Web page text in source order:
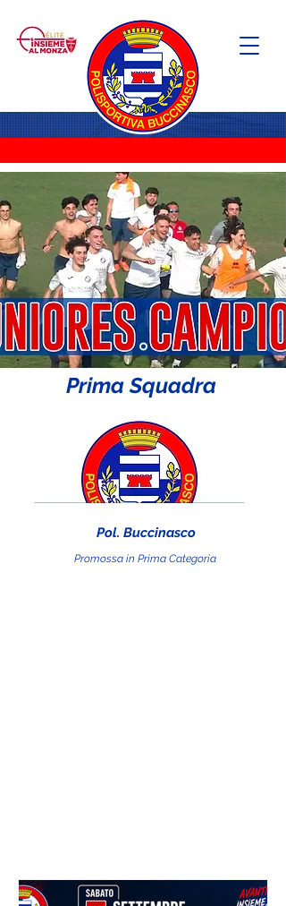
Prima Squadra
Pol. Buccinasco
Promossa in Prima Categoria